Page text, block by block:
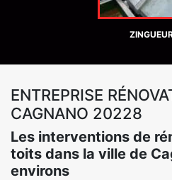
ENTREPRISE
CAGNANO 20228
Les interventions de
toits dans la ville de
environs